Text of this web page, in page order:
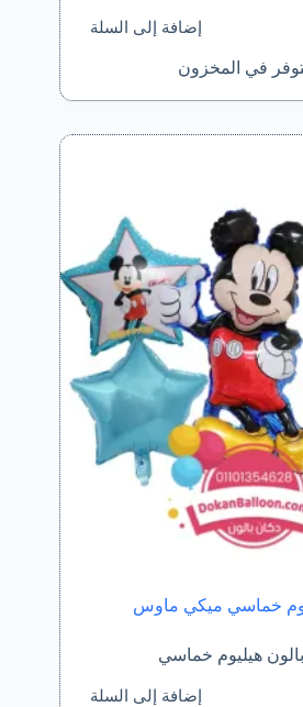
إضافة إلى السلة
خماسي ميكي ماوس
بالون هيليوم خماسي
إضافة إلى السلة